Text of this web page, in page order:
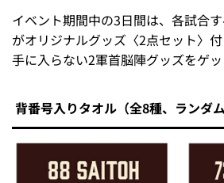
イベント期間中の3日間は、各試合
がオリジナルグッズ〈2点セット〉
手に入らない2軍首脳陣グッズをゲ
背番号入りタオル（全8種、ランダム